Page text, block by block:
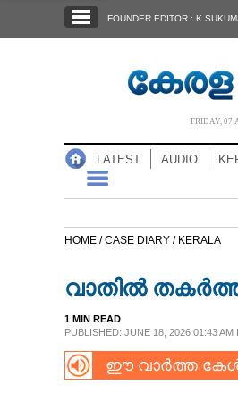
NOTIFIED NEWS
CASE DIARY
FOUNDER EDITOR : K
FRIDAY, 07
LATEST AUDIO
HOME /CASE DIARY / KERALA
വാതിൽ
1 MIN READ
PUBLISHED: JUNE 18, 2026 01:43 AM
ഈ വാർത്ത